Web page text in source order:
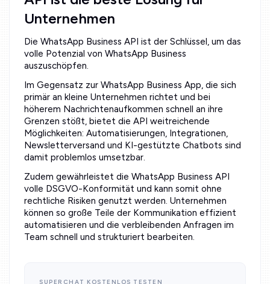
Unternehmen
Die WhatsApp Business API ist der Schlüssel, um das
volle Potenzial von WhatsApp Business
auszuschöpfen.
Im Gegensatz zur WhatsApp Business App, die sich
primär an kleine Unternehmen richtet und bei
höherem Nachrichtenaufkommen schnell an ihre
Grenzen stößt, bietet die API weitreichende
Möglichkeiten: Automatisierungen, Integrationen,
Newsletterversand und KI-gestützte Chatbots sind
damit problemlos umsetzbar.
Zudem gewährleistet die WhatsApp Business API
volle DSGVO-Konformität und kann somit ohne
rechtliche Risiken genutzt werden. Unternehmen
können so große Teile der Kommunikation effizient
automatisieren und die verbleibenden Anfragen im
Team schnell und strukturiert bearbeiten.
SUPERCHAT KOSTENLOS TESTEN